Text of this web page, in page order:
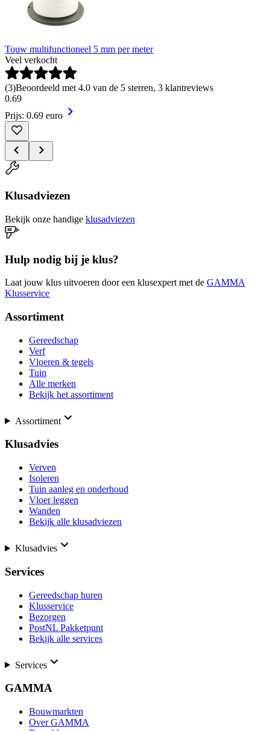
Touw multifunctioneel 5 mm per meter
Veel verkocht
(3)Beoordeeld met 4.0 van de 5 sterren, 3 klantreviews
0.69
Prijs: 0.69 euro
Klusadviezen
Bekijk onze handige klusadviezen
Hulp nodig bij je klus?
Laat jouw klus uitvoeren door een klusexpert met de GAMMA
Klusservice
Assortiment
Gereedschap
Verf
Vloeren & tegels
Tuin
Alle merken
Bekijk het assortiment
Assortiment
Klusadvies
Verven
Isoleren
Tuin aanleg en onderhoud
Vloer leggen
Wanden
Bekijk alle klusadviezen
Klusadvies
Services
Gereedschap huren
Klusservice
Bezorgen
PostNL Pakketpunt
Bekijk alle services
Services
GAMMA
Bouwmarkten
Over GAMMA